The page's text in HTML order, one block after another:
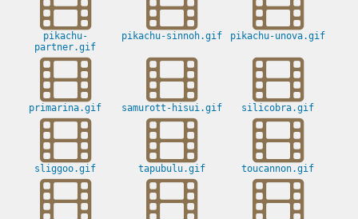
pikachu-
partner.gif
pikachu-sinnoh.gif pikachu-unova.gif
primarina.gif samurott-hisui.gif silicobra.gif
sliggoo.gif tapubulu.gif toucannon.gif